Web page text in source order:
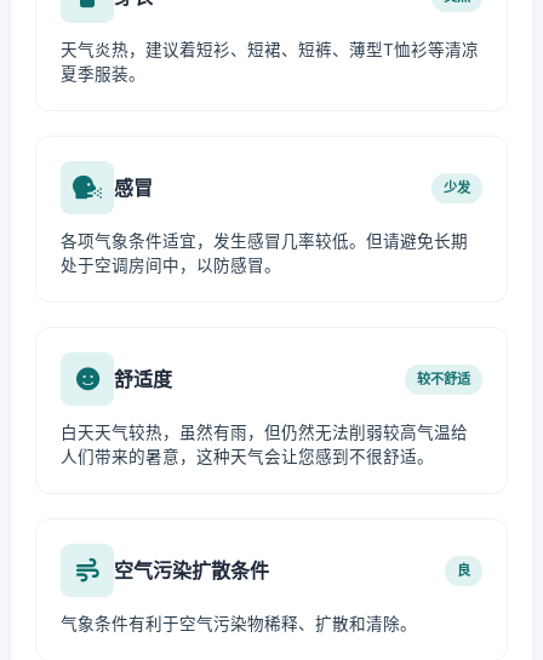
天气炎热，建议着短衫、短裙、短裤、薄型T恤衫等清凉
夏季服装。
感冒 少发
各项气象条件适宜，发生感冒几率较低。但请避免长期
处于空调房间中，以防感冒。
舒适度 较不舒适
白天天气较热，虽然有雨，但仍然无法削弱较高气温给
人们带来的暑意，这种天气会让您感到不很舒适。
空气污染扩散条件 良
气象条件有利于空气污染物稀释、扩散和清除。